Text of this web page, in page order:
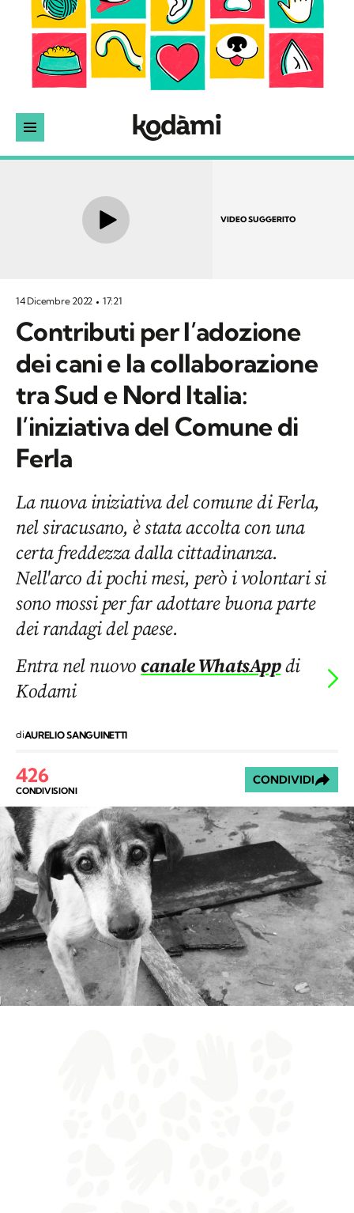
VIDEO SUGGERITO
14 Dicembre 2022 17:21
Contributi per l’adozione
dei cani e la collaborazione
tra Sud e Nord Italia:
l’iniziativa del Comune di
Ferla
La nuova iniziativa del comune di Ferla,
nel siracusano, è stata accolta con una
certa freddezza dalla cittadinanza.
Nell'arco di pochi mesi, però i volontari si
sono mossi per far adottare buona parte
dei randagi del paese.
Entra nel nuovocanale WhatsAppdi
Kodami
diAURELIO SANGUINETTI
426
CONDIVISIONI
CONDIVIDI